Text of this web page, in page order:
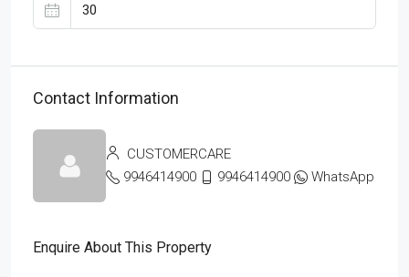
Contact Information
CUSTOMERCARE
9946414900
9946414900 WhatsApp
Enquire About This Property